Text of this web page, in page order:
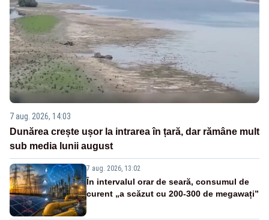
7 aug. 2026, 14:03
Dunărea crește ușor la intrarea în țară, dar rămâne mult
sub media lunii august
7 aug. 2026, 13:02
În intervalul orar de seară, consumul de
curent „a scăzut cu 200-300 de megawați”